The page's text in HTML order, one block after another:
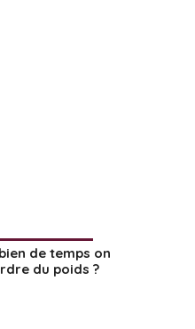
de temps on
du poids ?